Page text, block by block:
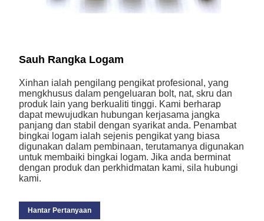
Sauh Rangka Logam
Xinhan ialah pengilang pengikat profesional, yang
mengkhusus dalam pengeluaran bolt, nat, skru dan
produk lain yang berkualiti tinggi. Kami berharap
dapat mewujudkan hubungan kerjasama jangka
panjang dan stabil dengan syarikat anda. Penambat
bingkai logam ialah sejenis pengikat yang biasa
digunakan dalam pembinaan, terutamanya digunakan
untuk membaiki bingkai logam. Jika anda berminat
dengan produk dan perkhidmatan kami, sila hubungi
kami.
Hantar Pertanyaan